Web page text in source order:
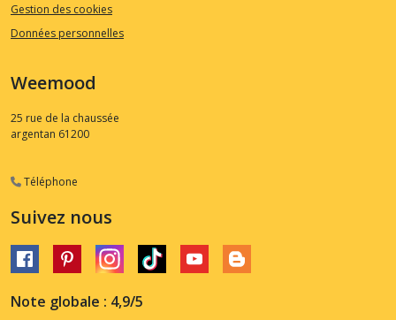
Gestion des cookies
Données personnelles
Weemood
25 rue de la chaussée
argentan 61200
Téléphone
Suivez nous
Note globale : 4,9/5